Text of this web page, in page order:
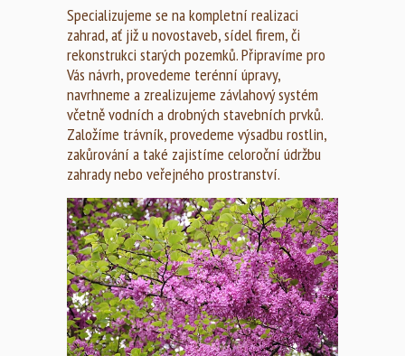
Specializujeme se na kompletní realizaci
zahrad, ať již u novostaveb, sídel firem, či
rekonstrukci starých pozemků. Připravíme pro
Vás návrh, provedeme terénní úpravy,
navrhneme a zrealizujeme závlahový systém
včetně vodních a drobných stavebních prvků.
Založíme trávník, provedeme výsadbu rostlin,
zakůrování a také zajistíme celoroční údržbu
zahrady nebo veřejného prostranství.